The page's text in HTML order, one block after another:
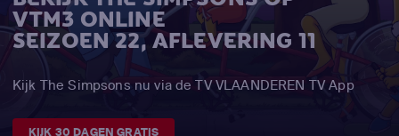
VTM3 ONLINE
SEIZOEN 22, AFLEVERING 11
Kijk The Simpsons nu via de TV VLAANDEREN TV App
KIJK 30 DAGEN GRATIS